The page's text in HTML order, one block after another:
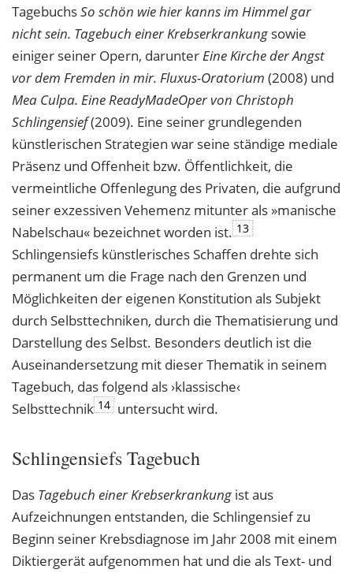
TagebuchsSo schön wie hier kanns im Himmel gar
nicht sein. Tagebuch einer Krebserkrankung sowie
einiger seiner Opern, darunterEine Kirche der Angst
vor dem Fremden in mir. Fluxus-Oratorium (2008) und
Mea Culpa. Eine ReadyMadeOper von Christoph
Schlingensief(2009). Eine seiner grundlegenden
künstlerischen Strategien war seine ständige mediale
Präsenz und Offenheit bzw. Öffentlichkeit, die
vermeintliche Offenlegung des Privaten, die aufgrund
seiner exzessiven Vehemenz mitunter als »manische
Nabelschau« bezeichnet worden ist. 13
Schlingensiefs künstlerisches Schaffen drehte sich
permanent um die Frage nach den Grenzen und
Möglichkeiten der eigenen Konstitution als Subjekt
durch Selbsttechniken, durch die Thematisierung und
Darstellung des Selbst. Besonders deutlich ist die
Auseinandersetzung mit dieser Thematik in seinem
Tagebuch, das folgend als ›klassische‹
Selbsttechnik 14 untersucht wird.
Schlingensiefs Tagebuch
Das Tagebuch einer Krebserkrankung ist aus
Aufzeichnungen entstanden, die Schlingensief zu
Beginn seiner Krebsdiagnose im Jahr 2008 mit einem
Diktiergerät aufgenommen hat und die als Text- und